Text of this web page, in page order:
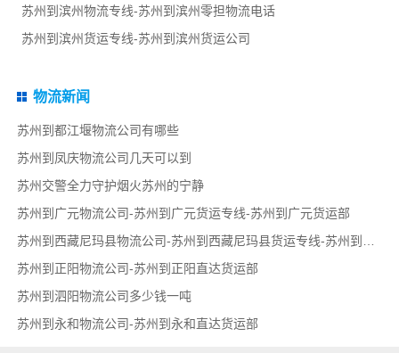
苏州到滨州物流专线-苏州到滨州零担物流电话
苏州到滨州货运专线-苏州到滨州货运公司
物流新闻
苏州到都江堰物流公司有哪些
苏州到凤庆物流公司几天可以到
苏州交警全力守护烟火苏州的宁静
苏州到广元物流公司-苏州到广元货运专线-苏州到广元货运部
苏州到正阳物流公司-苏州到正阳直达货运部
苏州到泗阳物流公司多少钱一吨
苏州到永和物流公司-苏州到永和直达货运部